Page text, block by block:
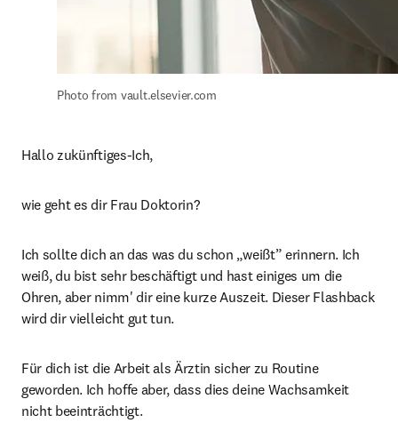
Photo from vault.elsevier.com
Hallo zukünftiges-Ich,
wie geht es dir Frau Doktorin?
Ich sollte dich an das was du schon „weißt” erinnern. Ich
weiß, du bist sehr beschäftigt und hast einiges um die
Ohren, aber nimm' dir eine kurze Auszeit. Dieser Flashback
wird dir vielleicht gut tun.
Für dich ist die Arbeit als Ärztin sicher zu Routine
geworden. Ich hoffe aber, dass dies deine Wachsamkeit
nicht beeinträchtigt.